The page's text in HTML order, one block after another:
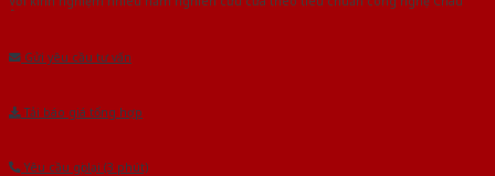
Gửi yêu cầu tư vấn
Tải báo giá tổng hợp
Yêu cầu gọi lại (3 phút)